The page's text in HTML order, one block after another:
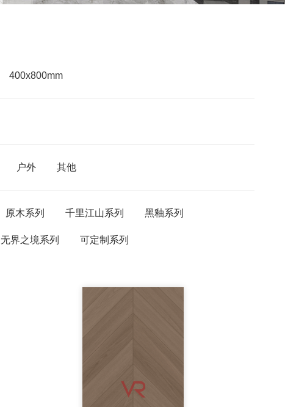
400x800mm
户外 其他
原木系列 千里江山系列 黑釉系列
无界之境系列 可定制系列